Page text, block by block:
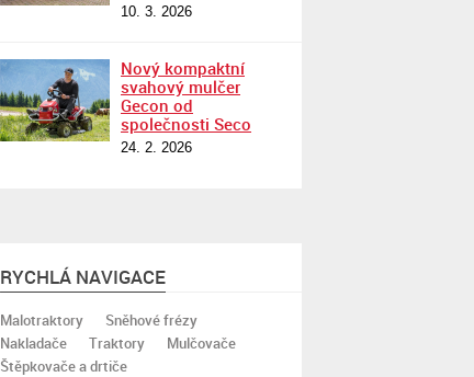
10. 3. 2026
Nový kompaktní
svahový mulčer
Gecon od
společnosti Seco
24. 2. 2026
RYCHLÁ NAVIGACE
Malotraktory
Sněhové frézy
Nakladače
Traktory
Mulčovače
Štěpkovače a drtiče